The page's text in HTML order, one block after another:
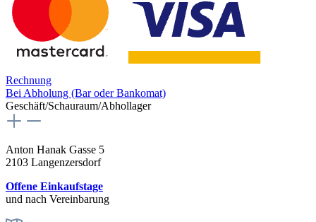
Rechnung
Bei Abholung (Bar oder Bankomat)
Geschäft/Schauraum/Abhollager
Anton Hanak Gasse 5
2103 Langenzersdorf
Offene Einkaufstage
und nach Vereinbarung